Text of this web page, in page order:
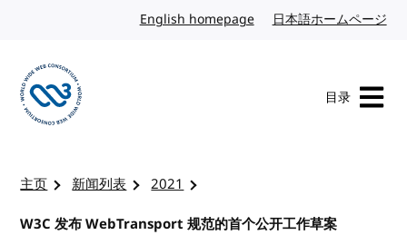
English homepage英文日本語ホームページ
目录
主页 新闻列表
2021
W3C 发布 WebTransport 规范的首个公开工作草案